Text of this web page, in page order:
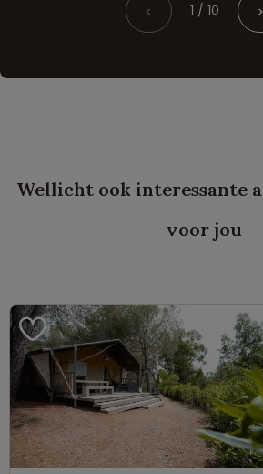
< 1 / 10 >
Wellicht ook interessante
voor jou